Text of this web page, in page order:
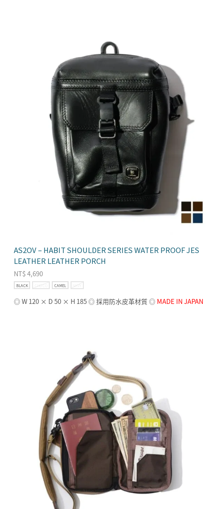
AS2OV – HABIT SHOULDER SERIES WATER PROOF JES
LEATHER LEATHER PORCH
NT$4,690
BLACK CHOCO CAMEL NAVY
◎ W 120 × D 50 × H 185 ◎ 採用防水皮革材質◎ MADE IN JAPAN